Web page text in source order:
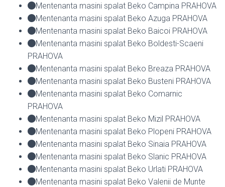
Mentenanta masini spalat Beko Campina PRAHOVA
Mentenanta masini spalat Beko Azuga PRAHOVA
Mentenanta masini spalat Beko Baicoi PRAHOVA
Mentenanta masini spalat Beko Boldesti-Scaeni
PRAHOVA
Mentenanta masini spalat Beko Breaza PRAHOVA
Mentenanta masini spalat Beko Busteni PRAHOVA
Mentenanta masini spalat Beko Comarnic
PRAHOVA
Mentenanta masini spalat Beko Mizil PRAHOVA
Mentenanta masini spalat Beko Plopeni PRAHOVA
Mentenanta masini spalat Beko Sinaia PRAHOVA
Mentenanta masini spalat Beko Slanic PRAHOVA
Mentenanta masini spalat Beko Urlati PRAHOVA
Mentenanta masini spalat Beko Valenii de Munte